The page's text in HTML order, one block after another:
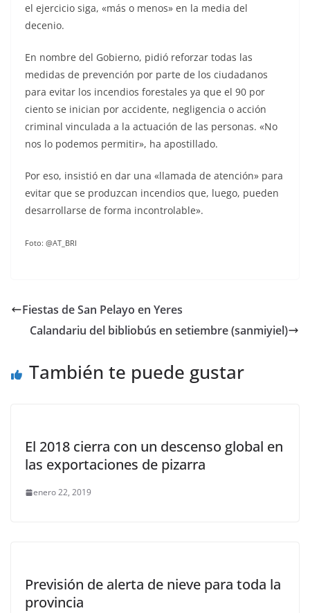
el ejercicio siga, «más o menos» en la media del
decenio.
En nombre del Gobierno, pidió reforzar todas las
medidas de prevención por parte de los ciudadanos
para evitar los incendios forestales ya que el 90 por
ciento se inician por accidente, negligencia o acción
criminal vinculada a la actuación de las personas. «No
nos lo podemos permitir», ha apostillado.
Por eso, insistió en dar una «llamada de atención» para
evitar que se produzcan incendios que, luego, pueden
desarrollarse de forma incontrolable».
Foto: @AT_BRI
Fiestas de San Pelayo en Yeres
Calandariu del bibliobús en setiembre (sanmiyiel)
También te puede gustar
El 2018 cierra con un descenso global en
las exportaciones de pizarra
enero 22, 2019
Previsión de alerta de nieve para toda la
provincia